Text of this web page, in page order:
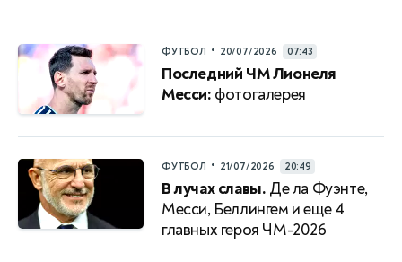
ФУТБОЛ • 20/07/2026 07:43
Последний ЧМ Лионеля
Месси: фотогалерея
ФУТБОЛ • 21/07/2026 20:49
В лучах славы. Де ла Фуэнте,
Месси, Беллингем и еще 4
главных героя ЧМ-2026